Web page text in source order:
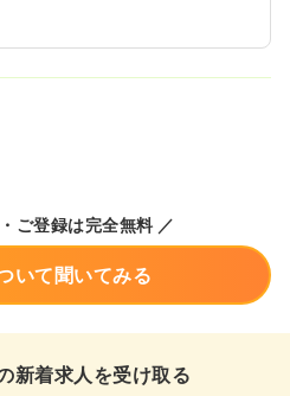
ご登録は完全無料 ／
いて聞いてみる
新着求人を受け取る